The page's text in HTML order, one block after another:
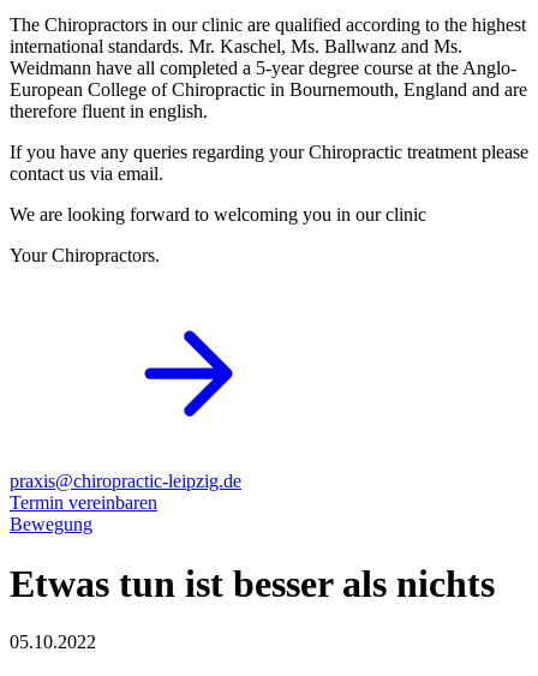
The Chiropractors in our clinic are qualified according to the highest
international standards. Mr. Kaschel, Ms. Ballwanz and Ms.
Weidmann have all completed a 5-year degree course at the Anglo-
European College of Chiropractic in Bournemouth, England and are
therefore fluent in english.
If you have any queries regarding your Chiropractic treatment please
contact us via email.
We are looking forward to welcoming you in our clinic
Your Chiropractors.
praxis@chiropractic-leipzig.de
Termin vereinbaren
Bewegung
Etwas tun ist besser als nichts
05.10.2022